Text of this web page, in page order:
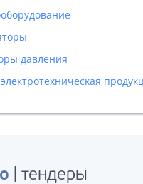
давления
| тендеры